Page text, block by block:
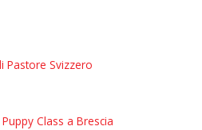
Pastore Svizzero
Class a Brescia